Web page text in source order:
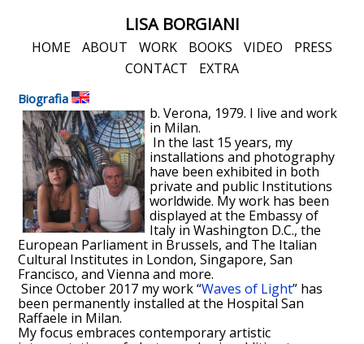
LISA BORGIANI
HOME ABOUT WORK BOOKS VIDEO
PRESS
CONTACT
EXTRA
Biografia
b. Verona, 1979. I live and work
in Milan.
In the last 15 years, my
installations and photography
have been exhibited in both
private and public Institutions
worldwide. My work has been
displayed at the Embassy of
Italy in Washington D.C., the
European Parliament in Brussels, and The Italian
Cultural Institutes in London, Singapore, San
Francisco, and Vienna and more.
Since October 2017 my work “Waves of Light” has
been permanently installed at the Hospital San
Raffaele in Milan.
My focus embraces contemporary artistic